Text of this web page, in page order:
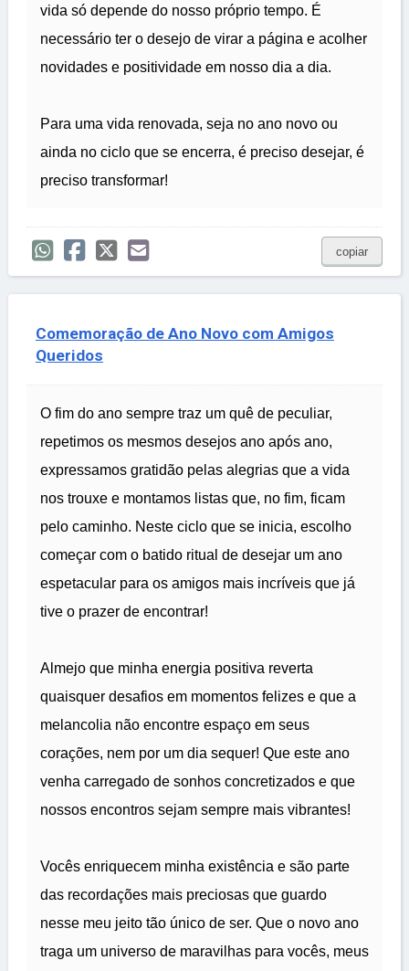
vida só depende do nosso próprio tempo. É
necessário ter o desejo de virar a página e acolher
novidades e positividade em nosso dia a dia.
Para uma vida renovada, seja no ano novo ou
ainda no ciclo que se encerra, é preciso desejar, é
preciso transformar!
copiar
Comemoração de Ano Novo com Amigos
Queridos
O fim do ano sempre traz um quê de peculiar,
repetimos os mesmos desejos ano após ano,
expressamos gratidão pelas alegrias que a vida
nos trouxe e montamos listas que, no fim, ficam
pelo caminho. Neste ciclo que se inicia, escolho
começar com o batido ritual de desejar um ano
espetacular para os amigos mais incríveis que já
tive o prazer de encontrar!
Almejo que minha energia positiva reverta
quaisquer desafios em momentos felizes e que a
melancolia não encontre espaço em seus
corações, nem por um dia sequer! Que este ano
venha carregado de sonhos concretizados e que
nossos encontros sejam sempre mais vibrantes!
Vocês enriquecem minha existência e são parte
das recordações mais preciosas que guardo
nesse meu jeito tão único de ser. Que o novo ano
traga um universo de maravilhas para vocês, meus